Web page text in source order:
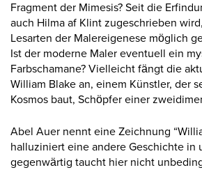
Fragment der Mimesis? Seit die
auch Hilma af Klint zugeschrieben
Lesarten der Malereigenese möglich
Ist der moderne Maler eventuell ein
Farbschamane? Vielleicht fängt die
William Blake an, einem Künstler, der
Kosmos baut, Schöpfer einer
Abel Auer nennt eine Zeichnung
halluziniert eine andere Geschichte in
gegenwärtig taucht hier nicht